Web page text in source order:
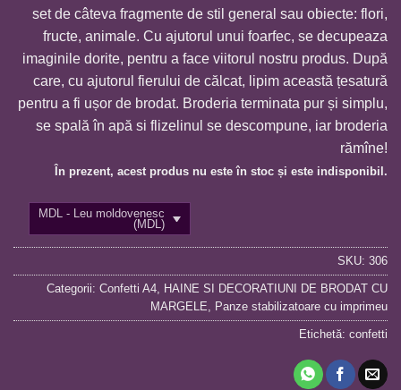
set de câteva fragmente de stil general sau obiecte: flori,
fructe, animale. Cu ajutorul unui foarfec, se decupeaza
imaginile dorite, pentru a face viitorul nostru produs. După
care, cu ajutorul fierului de călcat, lipim această țesatură
pentru a fi ușor de brodat. Broderia terminata pur și simplu,
se spală în apă si flizelinul se descompune, iar broderia
rămîne!
În prezent, acest produs nu este în stoc și este indisponibil.
MDL - Leu moldovenesc
(MDL)
SKU: 306
Categorii: Confetti A4, HAINE SI DECORATIUNI DE BRODAT CU
MARGELE, Panze stabilizatoare cu imprimeu
Etichetă: confetti